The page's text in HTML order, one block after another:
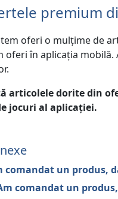
premium
oferi o mulțime de
oferi în aplicația
articolele dorite din
jocuri al aplicației.
comandat un produs,
comandat un